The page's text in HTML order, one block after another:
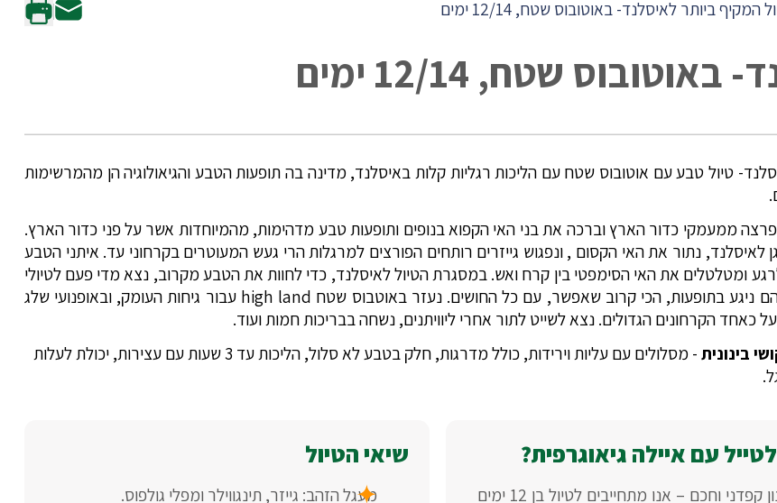
המקיף ביותר לאיסלנד- באוטובוס שטח, 12/14 ימים
שטח, 12/14 ימים
טיול טבע עם אוטובוס שטח עם הליכות רגליות קלות באיסלנד, מדינה בה תופעות הטבע והגיאולוגיה הן מהמרשימות
ממעמקי כדור הארץ וברכה את בני האי הקפוא בנופים ותופעות טבע מדהימות, מהמיוחדות אשר על פני כדור הארץ.
לאיסלנד, נתור את האי הקסום , ונפגוש גייזרים רותחים הפורצים למרגלות הרי געש המעוטרים בקרחוני עד. איתני הטבע
ומטלטלים את האי הסימפטי בין קרח ואש. במסגרת הטיול לאיסלנד, כדי לחוות את הטבע מקרוב, נצא מדי פעם לטיולי
רגל קלים בהם ניגע בתופעות, הכי קרוב שאפשר, עם כל החושים. נעזר באוטבוס שטח high land עבור גיחות העומק, ובאופנועי שלג
כאחד הקרחונים הגדולים. נצא לשייט לתור אחרי ליוויתנים, נשחה בבריכות חמות ועוד.
בינונית
- מסלולים עם עליות וירידות, כולל מדרגות, חלק בטבע לא סלול, הליכות עד 3 שעות עם עצירות, יכולת לעלות
עם איילה גיאוגרפית?
תכנון קפדני וחכם – אנו מתחייבים לטיול בן 12 ימים
שיאי הטיול
מעגל הזהב: גייזר, תינגווילר ומפלי גולפוס.